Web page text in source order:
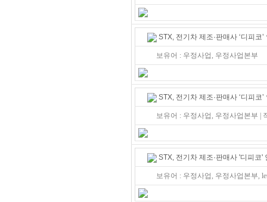
STX, 전기차 제조·판매사 ‘디피코
보유어 : 우정사업, 우정사업본부
STX, 전기차 제조·판매사 ‘디피코
보유어 : 우정사업, 우정사업본부
STX, 전기차 제조·판매사 '디피코'
보유어 : 우정사업, 우정사업본부,